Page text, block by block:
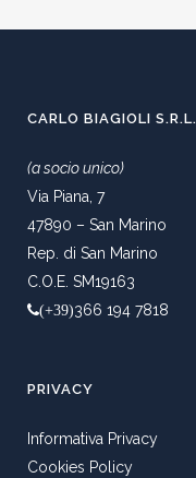
CARLO BIAGIOLI S.R.L.
(a socio unico)
Via Piana, 7
47890 – San Marino
Rep. di San Marino
C.O.E. SM19163
(+39)366 194 7818
PRIVACY
Informativa Privacy
Cookies Policy